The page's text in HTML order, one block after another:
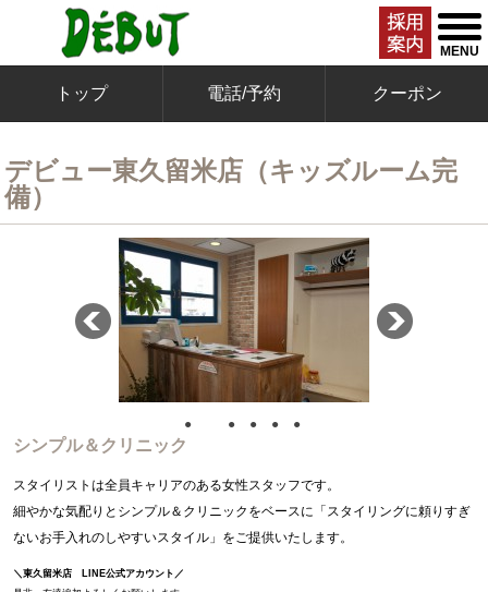
MENU
トップ 電話/予約 クーポン
デビュー東久留米店（キッズルーム完
備）
● ● ● ● ●
シンプル＆クリニック
スタイリストは全員キャリアのある女性スタッフです。
細やかな気配りとシンプル＆クリニックをベースに「スタイリングに頼りすぎ
ないお手入れのしやすいスタイル」をご提供いたします。
＼東久留米店 LINE公式アカウント／